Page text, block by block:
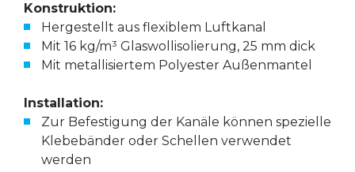
Konstruktion:
Hergestellt aus flexiblem Luftkanal
Mit 16 kg/m³ Glaswollisolierung, 25 mm dick
Mit metallisiertem Polyester Außenmantel
Installation:
Zur Befestigung der Kanäle können spezielle
Klebebänder oder Schellen verwendet
werden